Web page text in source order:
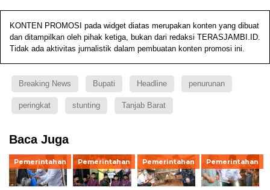
KONTEN PROMOSI pada widget diatas merupakan konten yang dibuat
dan ditampilkan oleh pihak ketiga, bukan dari redaksi TERASJAMBI.ID.
Tidak ada aktivitas jurnalistik dalam pembuatan konten promosi ini.
Breaking News Bupati Headline penurunan
peringkat stunting Tanjab Barat
Baca Juga
Pemerintahan Pemerintahan Pemerintahan Pemerintahan